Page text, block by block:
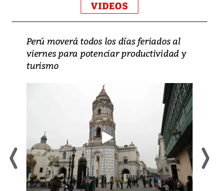
VIDEOS
Perú moverá todos los días feriados al
viernes para potenciar productividad y
turismo